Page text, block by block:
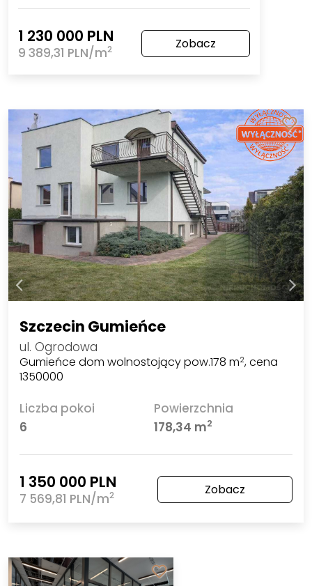
1 230 000 PLN
9 389,31 PLN/m2 Zobacz
Szczecin Gumieńce
ul. Ogrodowa
Gumieńce dom wolnostojący pow.178 m2, cena
1350000
Liczba pokoi
6
Powierzchnia
178,34 m2
1 350 000 PLN
7 569,81 PLN/m2 Zobacz